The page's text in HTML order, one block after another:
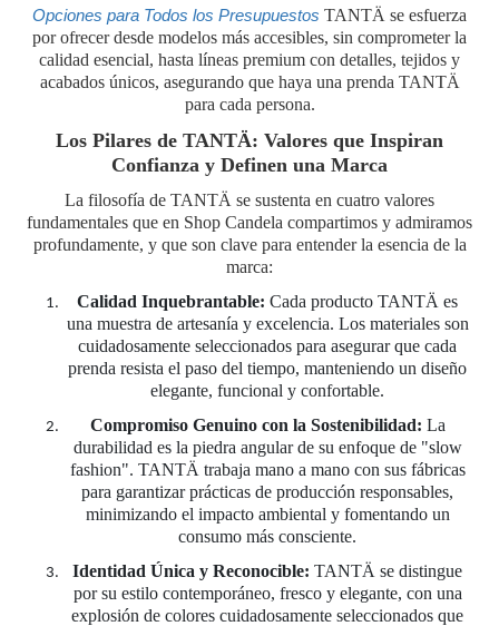
Opciones para Todos los Presupuestos TANTÄ se esfuerza
por ofrecer desde modelos más accesibles, sin comprometer la
calidad esencial, hasta líneas premium con detalles, tejidos y
acabados únicos, asegurando que haya una prenda TANTÄ
para cada persona.
Los Pilares de TANTÄ: Valores que Inspiran
Confianza y Definen una Marca
La filosofía de TANTÄ se sustenta en cuatro valores
fundamentales que en Shop Candela compartimos y admiramos
profundamente, y que son clave para entender la esencia de la
marca:
Calidad Inquebrantable: Cada producto TANTÄ es
una muestra de artesanía y excelencia. Los materiales son
cuidadosamente seleccionados para asegurar que cada
prenda resista el paso del tiempo, manteniendo un diseño
elegante, funcional y confortable.
Compromiso Genuino con la Sostenibilidad: La
durabilidad es la piedra angular de su enfoque de "slow
fashion". TANTÄ trabaja mano a mano con sus fábricas
para garantizar prácticas de producción responsables,
minimizando el impacto ambiental y fomentando un
consumo más consciente.
Identidad Única y Reconocible: TANTÄ se distingue
por su estilo contemporáneo, fresco y elegante, con una
explosión de colores cuidadosamente seleccionados que